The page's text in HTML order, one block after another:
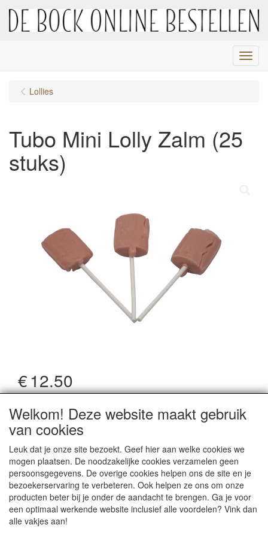
Menu
Lollies
Tubo Mini Lolly Zalm (25
stuks)
€12.50
*Prijzen zijn inclusief btw
Artikelcode: 186
CONTACTGEGEVENS
Doopsuiker De Snoeperie | Borkelstraat 61, B-
Welkom! Deze website maakt gebruik
van cookies
Leuk dat je onze site bezoekt. Geef hier aan welke cookies we
mogen plaatsen. De noodzakelijke cookies verzamelen geen
persoonsgegevens. De overige cookies helpen ons de site en je
bezoekerservaring te verbeteren. Ook helpen ze ons om onze
producten beter bij je onder de aandacht te brengen. Ga je voor
een optimaal werkende website inclusief alle voordelen? Vink dan
alle vakjes aan!